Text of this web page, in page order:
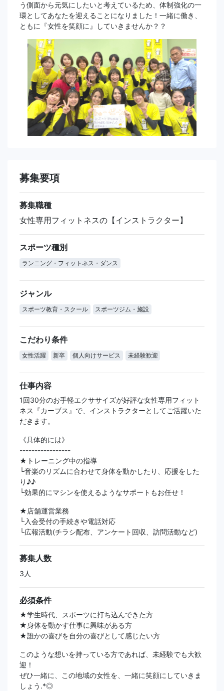
う側面から元気にしたいと考えているため、体制強化の一
環としてあなたを迎えることになりました！一緒に働き、
ともに『女性を笑顔に』していきませんか？？
募集要項
募集職種
女性専用フィットネスの【インストラクター】
スポーツ種別
ランニング・フィットネス・ダンス
ジャンル
スポーツ教育・スクール スポーツジム・施設
こだわり条件
女性活躍 新卒 個人向けサービス 未経験歓迎
仕事内容
1回30分のお手軽エクササイズが好評な女性専用フィット
ネス『カーブス』で、インストラクターとしてご活躍いた
だきます。
《具体的には》
-----------------
★トレーニング中の指導
└音楽のリズムに合わせて身体を動かしたり、応援をした
り♪♪
└効果的にマシンを使えるようなサポートもお任せ！
★店舗運営業務
└入会受付の手続きや電話対応
└広報活動(チラシ配布、アンケート回収、訪問活動など)
募集人数
3人
必須条件
★学生時代、スポーツに打ち込んできた方
★身体を動かす仕事に興味がある方
★誰かの喜びを自分の喜びとして感じたい方
このような想いを持っている方であれば、未経験でも大歓
迎！
ぜひ一緒に、この地域の女性を、一緒に笑顔にしていきま
しょう.*◎